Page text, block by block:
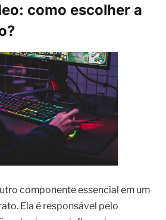
como escolher a
componente essencial em um
Ela é responsável pelo